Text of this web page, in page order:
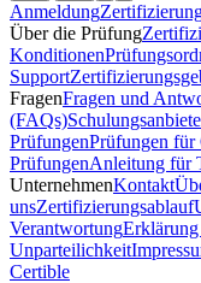
Anmeldung
Über die Prüfung
Konditionen
Support
FragenFragen und
(FAQs)
PrüfungenPrüfungen für
PrüfungenAnleitung für
UnternehmenKontakt
unsZertifizierungsablauf
Verantwortung
Unparteilichkeit
Certible